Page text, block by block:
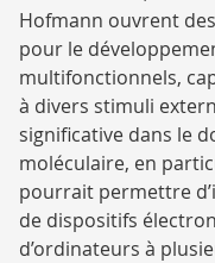
Hofmann ouvrent
pour le
multifonctionnels,
à divers stimuli
significative dans le
moléculaire, en
pourrait permettre
de dispositifs
d’ordinateurs à